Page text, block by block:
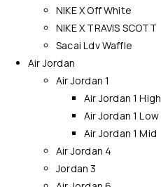
NIKE X Off White
NIKE X TRAVIS SCOTT
Sacai Ldv Waffle
Air Jordan
Air Jordan 1
Air Jordan 1 High
Air Jordan 1 Low
Air Jordan 1 Mid
Air Jordan 4
Jordan 3